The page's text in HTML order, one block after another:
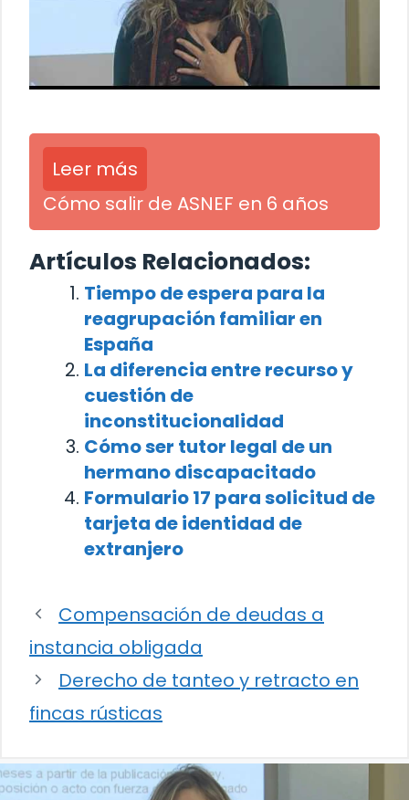
Leer más
Cómo salir de ASNEF en 6 años
Artículos Relacionados:
Tiempo de espera para la
reagrupación familiar en
España
La diferencia entre recurso y
cuestión de
inconstitucionalidad
Cómo ser tutor legal de un
hermano discapacitado
Formulario 17 para solicitud de
tarjeta de identidad de
extranjero
Compensación de deudas a
instancia obligada
Derecho de tanteo y retracto en
fincas rústicas